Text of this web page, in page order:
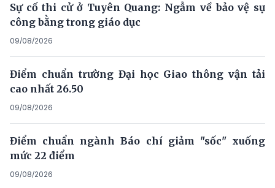
Sự cố thi cử ở Tuyên Quang: Ngẫm về bảo vệ sự
công bằng trong giáo dục
09/08/2026
Điểm chuẩn trường Đại học Giao thông vận tải
cao nhất 26.50
09/08/2026
Điểm chuẩn ngành Báo chí giảm "sốc" xuống
mức 22 điểm
09/08/2026